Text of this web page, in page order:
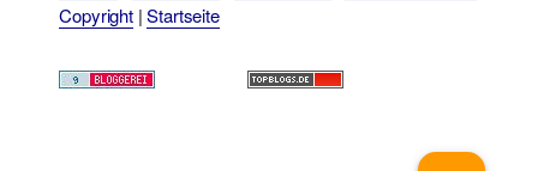
Copyright|Startseite